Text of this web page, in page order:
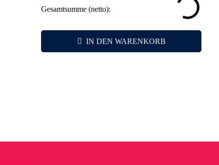
Gesamtsumme (netto):
IN DEN WARENKORB